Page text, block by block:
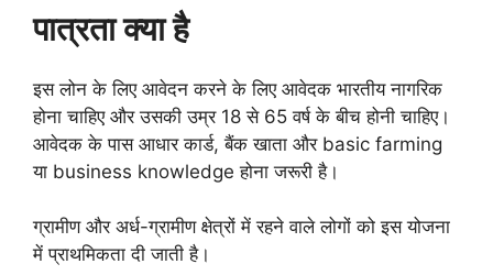
पात्रता क्या है
इस लोन के लिए आवेदन करने के लिए आवेदक भारतीय नागरिक
होना चाहिए और उसकी उम्र 18 से 65 वर्ष के बीच होनी चाहिए।
आवेदक के पास आधार कार्ड, बैंक खाता और basic farming
या business knowledge होना जरूरी है।
ग्रामीण और अर्ध-ग्रामीण क्षेत्रों में रहने वाले लोगों को इस योजना
में प्राथमिकता दी जाती है।